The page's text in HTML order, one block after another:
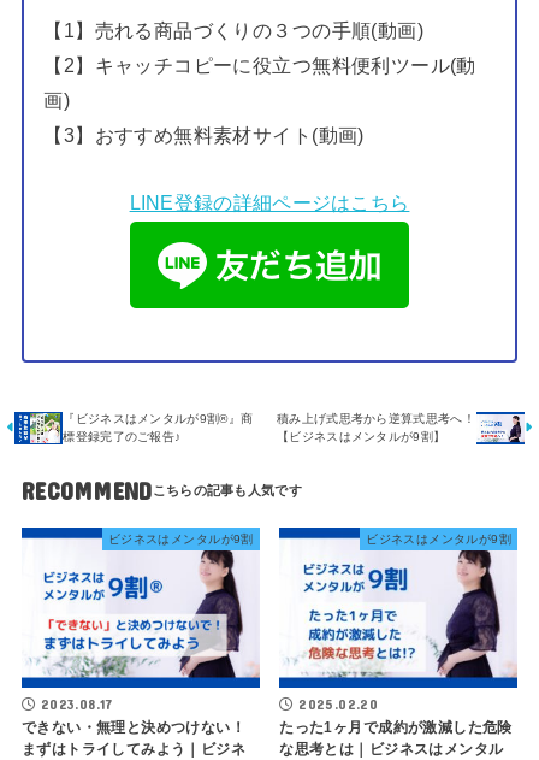
【1】売れる商品づくりの３つの手順(動画)
【2】キャッチコピーに役立つ無料便利ツール(動
画)
【3】おすすめ無料素材サイト(動画)
LINE登録の詳細ページはこちら
『ビジネスはメンタルが9割®️』商
標登録完了のご報告♪
積み上げ式思考から逆算式思考へ！
【ビジネスはメンタルが9割】
RECOMMEND
ビジネスはメンタルが9割
2023.08.17
できない・無理と決めつけない！
まずはトライしてみよう｜ビジネ
ビジネスはメンタルが9割
2025.02.20
たった1ヶ月で成約が激減した危険
な思考とは｜ビジネスはメンタル